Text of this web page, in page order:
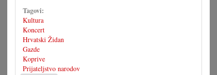
Tagovi:
Kultura
Koncert
Hrvatski Židan
Gazde
Koprive
Prijateljstvo narodov